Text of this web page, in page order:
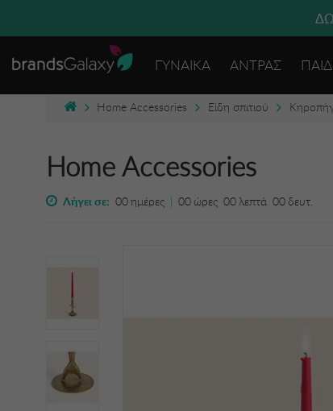
ΓΥΝΑΙΚΑ ΑΝΤΡΑΣ
Home Accessories Είδη σπιτιού
Home Accessories
Λήγει σε: 00ημέρες | 00 ώρες 00λεπτά 00 δευτ.